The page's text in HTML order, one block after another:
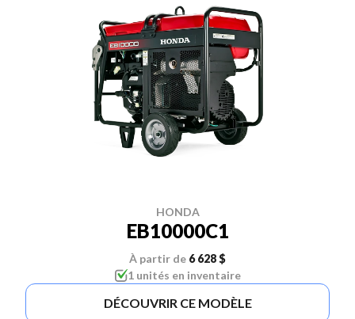
HONDA
EB10000C1
À partir de 6 628 $
1 unités en inventaire
DÉCOUVRIR CE MODÈLE